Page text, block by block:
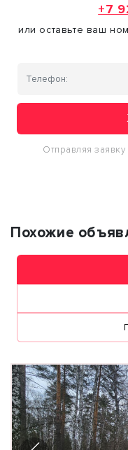
+7
или оставьте ваш
Отправляя
Похожие